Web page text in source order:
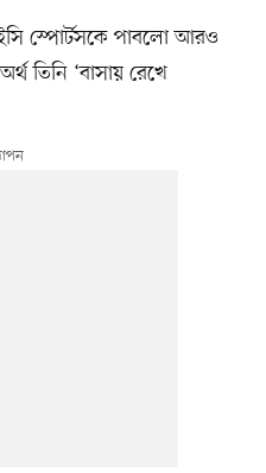
স্পোর্টসকে পাবলো আরও
তিনি ‘বাসায় রেখে